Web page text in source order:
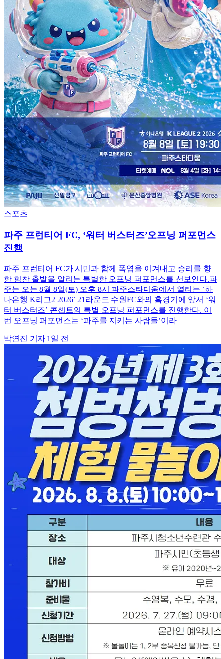
스포츠
파주 프런티어 FC, ‘워터 버스터즈’오프닝 퍼포먼스
진행
파주 프런티어 FC가 시민과 함께 폭염을 이겨내고 승리를 향
한 힘찬 출발을 알리는 특별한 오프닝 퍼포먼스를 선보인다.파
주는 오는 8월 8일(토) 오후 8시 파주스타디움에서 열리는 ‘하
나은행 K리그2 2026’ 21라운드 수원FC와의 홈경기에 앞서 ‘워
터 버스터즈’ 콘셉트의 특별 오프닝 퍼포먼스를 진행한다. 이
번 오프닝 퍼포먼스는 ‘파주를 지키는 사람들’이라
박연진 기자|1일 전